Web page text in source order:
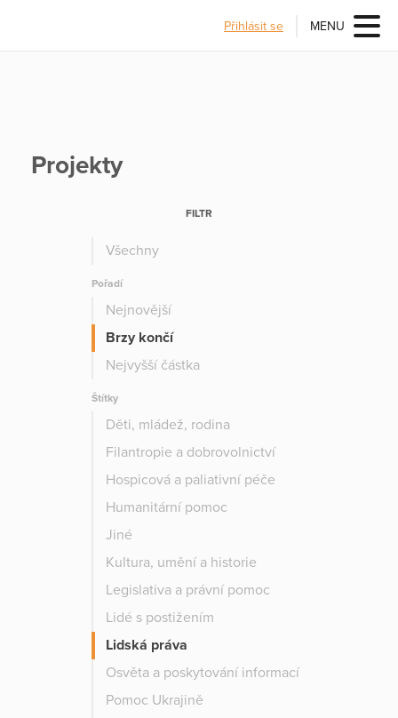
Přihlásit se MENU
Projekty
FILTR
Všechny
Pořadí
Nejnovější
Brzy končí
Nejvyšší částka
Štítky
Děti, mládež, rodina
Filantropie a dobrovolnictví
Hospicová a paliativní péče
Humanitární pomoc
Jiné
Kultura, umění a historie
Legislativa a právní pomoc
Lidé s postižením
Lidská práva
Osvěta a poskytování informací
Pomoc Ukrajině